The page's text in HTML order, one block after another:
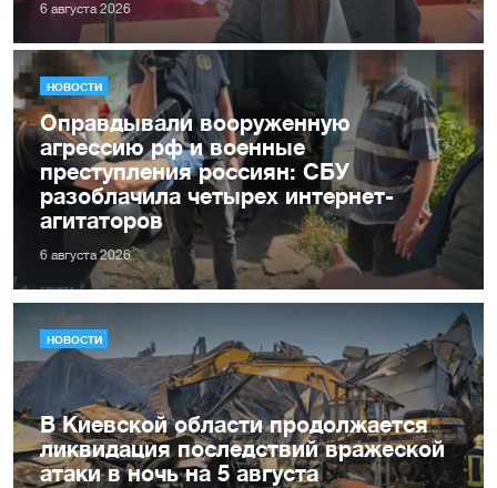
6 августа 2026
НОВОСТИ
Оправдывали вооруженную
агрессию рф и военные
преступления россиян: СБУ
разоблачила четырех интернет-
агитаторов
6 августа 2026
НОВОСТИ
В Киевской области продолжается
ликвидация последствий вражеской
атаки в ночь на 5 августа